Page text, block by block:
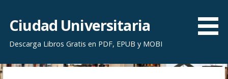
r
Ciudad Universitaria
Descarga Libros Gratis en PDF, EPUB y MOBI